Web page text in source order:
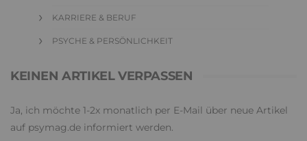
KARRIERE & BERUF
PSYCHE & PERSÖNLICHKEIT
KEINEN ARTIKEL VERPASSEN
Ja, ich möchte 1-2x monatlich per E-Mail über neue Artikel
auf psymag.de informiert werden.